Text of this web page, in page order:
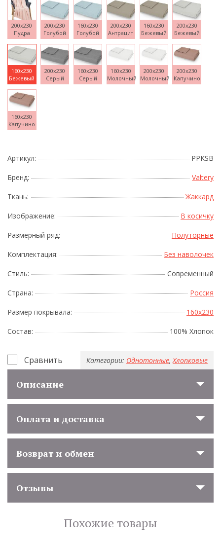
200x230
Пудра
200x230
Голубой
160x230
Голубой
200x230
Антрацит
160x230
Бежевый
200x230
Бежевый
160x230
Бежевый
200x230
Серый
160x230
Серый
160x230
Молочный
200x230
Молочный
200x230
Капучино
160x230
Капучино
Артикул: PPKSB
Бренд: Valtery
Ткань: Жаккард
Изображение: В косичку
Размерный ряд: Полуторные
Комплектация: Без наволочек
Стиль: Современный
Страна: Россия
Размер покрывала: 160x230
Состав: 100% Хлопок
Сравнить Категории: Однотонные, Хлопковые
Описание
Оплата и доставка
Возврат и обмен
Отзывы
Похожие товары